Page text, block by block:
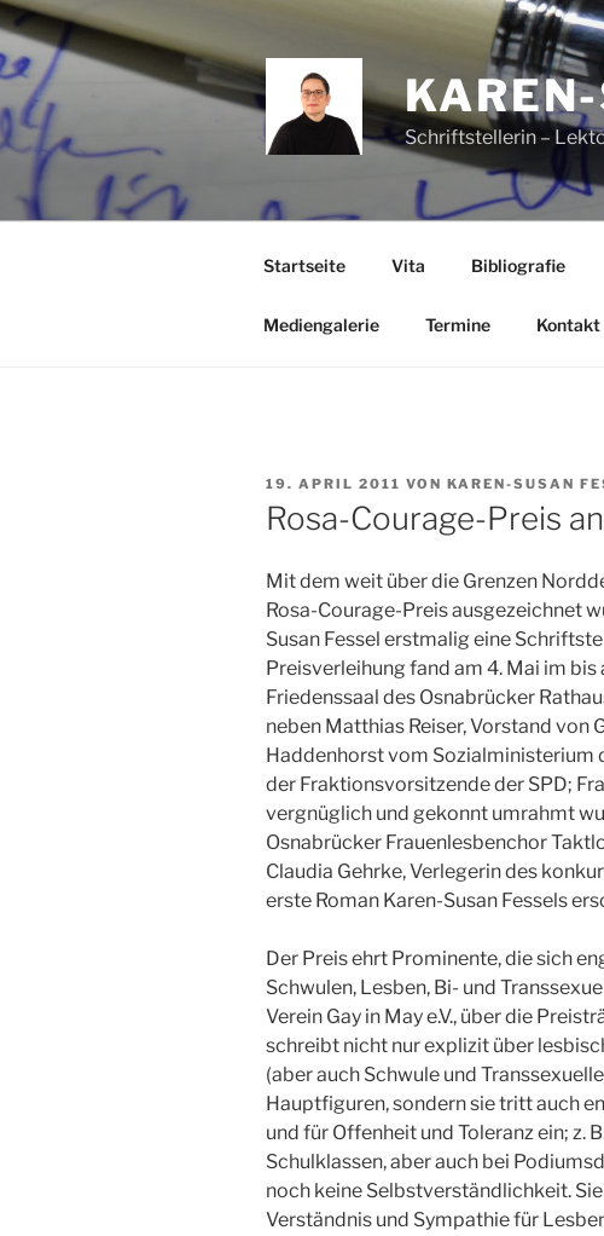
Zum
Inhalt
springen
Schriftstellerin –
Startseite Vita Bibliografie
Mediengalerie Termine Kontakt
VERÖFFENTLICHT
AM
19. APRIL 2011 VON KAREN-SUSAN
Rosa-Courage-Preis
Mit dem weit über die Grenzen
Rosa-Courage-Preis ausgezeichnet
Susan Fessel erstmalig eine
Preisverleihung fand am 4. Mai im
Friedenssaal des Osnabrücker
neben Matthias Reiser, Vorstand von
Haddenhorst vom Sozialministerium
der Fraktionsvorsitzende der SPD;
vergnüglich und gekonnt umrahmt
Osnabrücker Frauenlesbenchor
Claudia Gehrke, Verlegerin des
erste Roman Karen-Susan Fessels
Der Preis ehrt Prominente, die sich
Schwulen, Lesben, Bi- und
Verein Gay in May e.V., über die
schreibt nicht nur explizit über
(aber auch Schwule und
Hauptfiguren, sondern sie tritt auch
und für Offenheit und Toleranz ein; z.
Schulklassen, aber auch bei
noch keine Selbstverständlichkeit.
Verständnis und Sympathie für